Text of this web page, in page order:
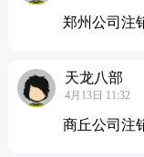
郑州公司注
天龙八部
4月13日 11:32
商丘公司注